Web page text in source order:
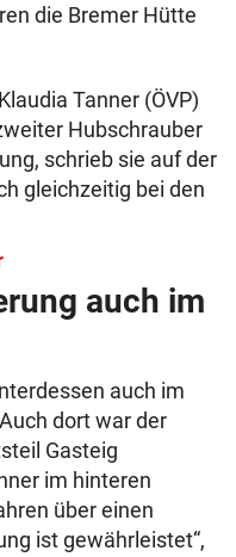
die Bremer Hütte
Tanner (ÖVP)
Hubschrauber
schrieb sie auf der
gleichzeitig bei den
auch im
auch im
dort war der
Gasteig
im hinteren
über einen
ist gewährleistet“,